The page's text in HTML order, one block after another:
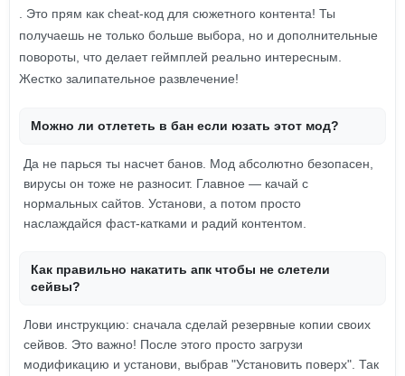
. Это прям как cheat-код для сюжетного контента! Ты
получаешь не только больше выбора, но и дополнительные
повороты, что делает геймплей реально интересным.
Жестко залипательное развлечение!
Можно ли отлететь в бан если юзать этот мод?
Да не парься ты насчет банов. Мод абсолютно безопасен,
вирусы он тоже не разносит. Главное — качай с
нормальных сайтов. Установи, а потом просто
наслаждайся фаст-катками и радий контентом.
Как правильно накатить апк чтобы не слетели
сейвы?
Лови инструкцию: сначала сделай резервные копии своих
сейвов. Это важно! После этого просто загрузи
модификацию и установи, выбрав "Установить поверх". Так